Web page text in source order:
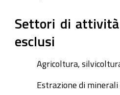
Settori di
esclusi
Agricoltura,
Estrazione di minerali